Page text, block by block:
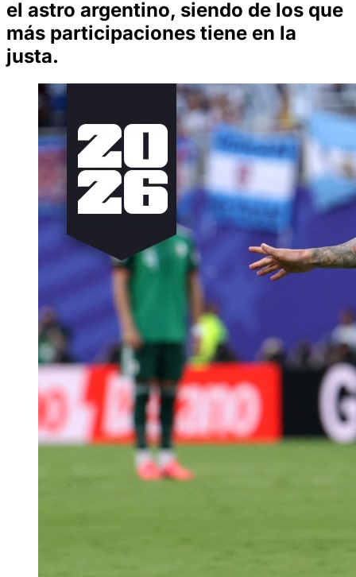
el astro argentino, siendo de los que
más participaciones tiene en la
justa.